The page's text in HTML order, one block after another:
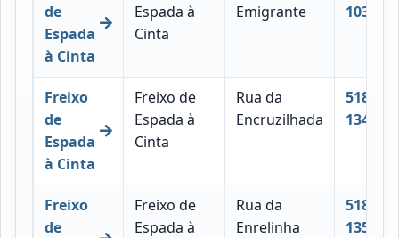
de
Espada
à Cinta
Espada à
Cinta
Emigrante
103
Freixo
de
Espada
à Cinta
Freixo de
Espada à
Cinta
Rua da
Encruzilhada
5180-
134
Freixo
de
Freixo de
Espada à
Rua da
Enrelinha
5180-
135